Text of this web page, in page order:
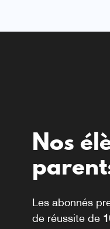
Nos
Les abonnés
de réussite de